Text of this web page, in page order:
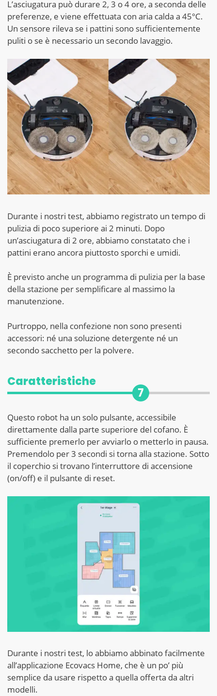
L’asciugatura può durare 2, 3 o 4 ore, a seconda delle
preferenze, e viene effettuata con aria calda a 45°C.
Un sensore rileva se i pattini sono sufficientemente
puliti o se è necessario un secondo lavaggio.
Durante i nostri test, abbiamo registrato un tempo di
pulizia di poco superiore ai 2 minuti. Dopo
un’asciugatura di 2 ore, abbiamo constatato che i
pattini erano ancora piuttosto sporchi e umidi.
È previsto anche un programma di pulizia per la base
della stazione per semplificare al massimo la
manutenzione.
Purtroppo, nella confezione non sono presenti
accessori: né una soluzione detergente né un
secondo sacchetto per la polvere.
Caratteristiche
7
Questo robot ha un solo pulsante, accessibile
direttamente dalla parte superiore del cofano. È
sufficiente premerlo per avviarlo o metterlo in pausa.
Premendolo per 3 secondi si torna alla stazione. Sotto
il coperchio si trovano l’interruttore di accensione
(on/off) e il pulsante di reset.
Durante i nostri test, lo abbiamo abbinato facilmente
all’applicazione Ecovacs Home, che è un po’ più
semplice da usare rispetto a quella offerta da altri
modelli.